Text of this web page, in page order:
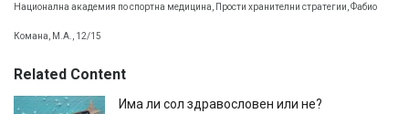
Национална академия по спортна медицина, Прости хранителни стратегии, Фабио
Комана, М.А., 12/15
Related Content
Има ли сол здравословен или не?